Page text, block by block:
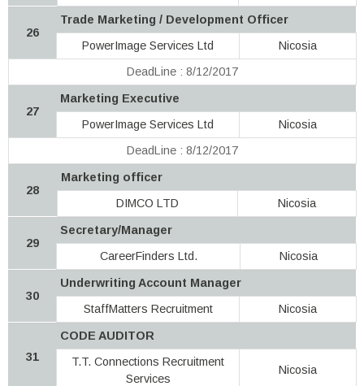
26
Trade Marketing / Development Officer
PowerImage Services Ltd
Nicosia
DeadLine : 8/12/2017
27
Marketing Executive
PowerImage Services Ltd
Nicosia
DeadLine : 8/12/2017
28
Marketing officer
DIMCO LTD
Nicosia
29
Secretary/Manager
CareerFinders Ltd.
Nicosia
30
Underwriting Account Manager
StaffMatters Recruitment
Nicosia
31
CODE AUDITOR
T.T. Connections Recruitment
Services
Nicosia